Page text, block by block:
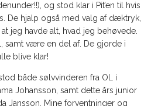
og stod klar i Pit’en til hvis
De hjalp også med valg af dæktryk,
jeg havde alt, hvad jeg behøvede.
samt være en del af. De gjorde i
blive klar!
både sølvvinderen fra OL i
Johansson, samt dette års junior
Jansson. Mine forventninger og